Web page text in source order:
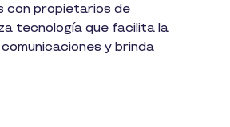
con propietarios de
tecnología que facilita la
y brinda